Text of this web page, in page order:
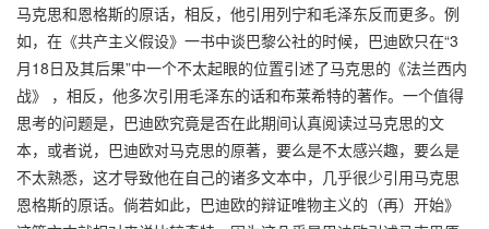
马克思和恩格斯的原话，相反，他引用列宁和毛泽东反而更多。例
如，在《共产主义假设》一书中谈巴黎公社的时候，巴迪欧只在“3
月18日及其后果”中一个不太起眼的位置引述了马克思的《法兰西内
战》 ，相反，他多次引用毛泽东的话和布莱希特的著作。一个值得
思考的问题是，巴迪欧究竟是否在此期间认真阅读过马克思的文
本，或者说，巴迪欧对马克思的原著，要么是不太感兴趣，要么是
不太熟悉，这才导致他在自己的诸多文本中，几乎很少引用马克思
恩格斯的原话。倘若如此，巴迪欧的辩证唯物主义的（再）开始》